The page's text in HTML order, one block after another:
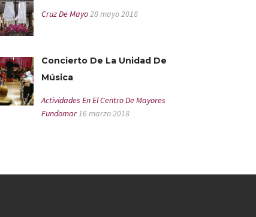
Cruz De Mayo28 mayo 2018
Concierto De La Unidad De
Música
Actividades En El Centro De Mayores
Fundomar16 marzo 2018